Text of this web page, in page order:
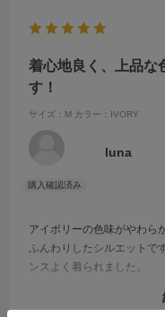
着心地良く、上品な
す！
サイズ：M カラー：IVORY
luna
アイボリーの色味がやわら
ふんわりしたシルエットで
ンスよく着られました。